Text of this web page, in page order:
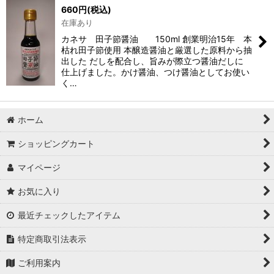
660円(税込)
在庫あり
カネサ 田子節醤油 150ml 創業明治15年 本
枯れ田子節使用 本醸造醤油と厳選した原料から抽
出した だしを配合し、旨みが際立つ醤油だしに
仕上げました。かけ醤油、つけ醤油としてお使い
く…
ホーム
ショッピングカート
マイページ
お気に入り
最近チェックしたアイテム
特定商取引法表示
ご利用案内